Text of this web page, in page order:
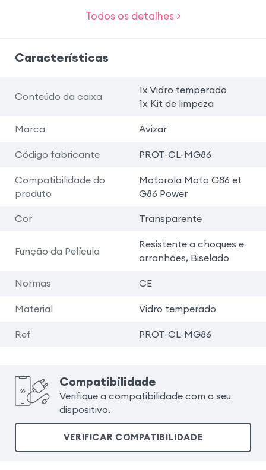
Todos os detalhes >
Características
Conteúdo da caixa
1x Vidro temperado
1x Kit de limpeza
Marca Avizar
Código fabricante PROT-CL-MG86
Compatibilidade do
produto
Motorola Moto G86 et
G86 Power
Cor Transparente
Função da Película
Resistente a choques e
arranhões, Biselado
Normas CE
Material Vidro temperado
Ref PROT-CL-MG86
Compatibilidade
Verifique a compatibilidade com o seu
dispositivo.
VERIFICAR COMPATIBILIDADE